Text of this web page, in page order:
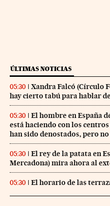
ÚLTIMAS NOTICIAS
05:30
Xandra Falcó (Círculo
hay cierto tabú para hablar
05:30
El hombre en España
está haciendo con los
han sido denostados, pero
05:30
El rey de la patata en
Mercadona) mira ahora al
05:30 El horario de las